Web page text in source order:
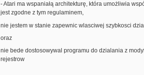
- Atari ma wspaniałą architekturę, która umożliwia
jest zgodne z tym regulaminem,
nie jestem w stanie zapewnic wlasciwej szybkosci
oraz
nie bede dostosowywal programu do dzialania z
rejestrow